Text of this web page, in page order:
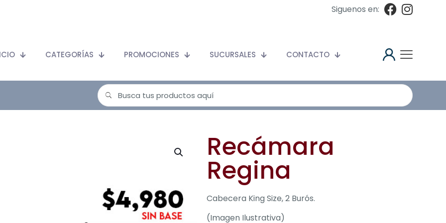
Siguenos en:
CATEGORÍAS PROMOCIONES SUCURSALES CONTACTO
Recámara
Regina
Cabecera King Size, 2 Burós.
(Imagen Ilustrativa)